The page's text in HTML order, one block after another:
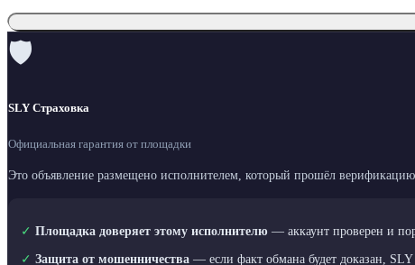
🛡
SLY Страховка
Официальная гарантия от площадки
Это объявление размещено исполнителем, который прошёл
✓ Площадка доверяет этому исполнителю — аккаунт проверен и
✓ Защита от мошенничества — если факт обмана будет доказан,